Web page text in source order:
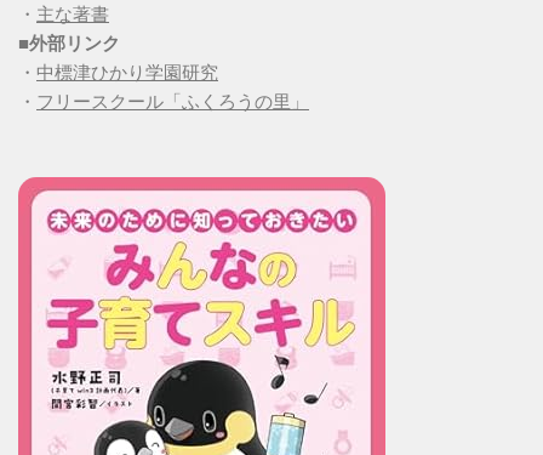
・ 主な著書
■外部リンク
・ 中標津ひかり学園研究
・ フリースクール「ふくろうの里」